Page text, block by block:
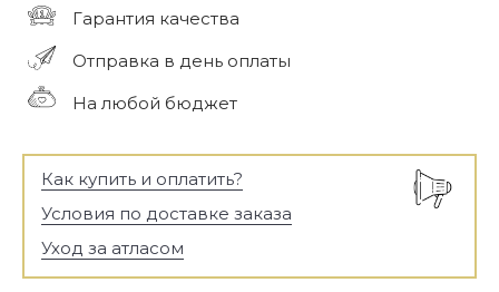
Гарантия качества
Отправка в день оплаты
На любой бюджет
Как купить и оплатить?
Условия по доставке заказа
Уход за атласом